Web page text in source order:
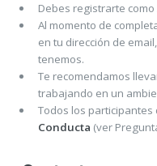
Debes registrarte
Al momento de
en tu dirección de
tenemos.
Te recomendamos
trabajando en un
Todos los participantes
Conducta (ver